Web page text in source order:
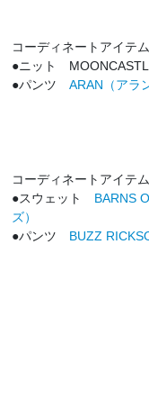
コーディネートアイテム
●ニット
●パンツARAN（アラ
コーディネートアイテム
●スウェット BARNS
ズ）
●パンツ BUZZ